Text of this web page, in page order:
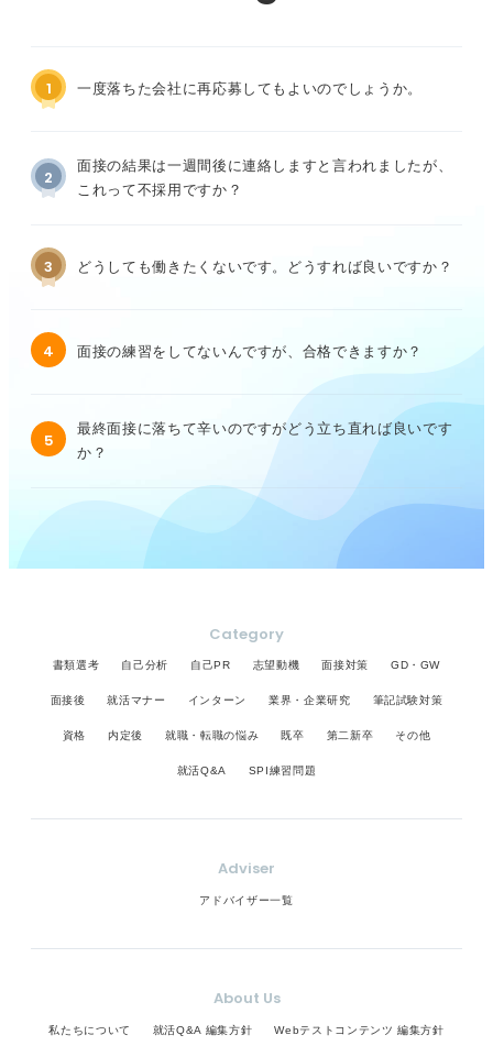
1 一度落ちた会社に再応募してもよいのでしょうか。
2
面接の結果は一週間後に連絡しますと言われましたが、
これって不採用ですか？
3 どうしても働きたくないです。どうすれば良いですか？
4 面接の練習をしてないんですが、合格できますか？
5
最終面接に落ちて辛いのですがどう立ち直れば良いです
か？
Category
書類選考 自己分析 自己PR 志望動機 面接対策 GD・GW
面接後 就活マナー インターン 業界・企業研究 筆記試験対策
資格 内定後 就職・転職の悩み 既卒 第二新卒 その他
就活Q&A SPI練習問題
Adviser
アドバイザー一覧
About Us
私たちについて 就活Q&A 編集方針 Webテストコンテンツ 編集方針